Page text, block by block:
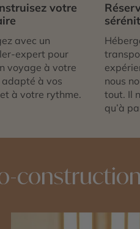
votre
avec un
expert pour
voyage à votre
à vos
à votre rythme.
nous
tout. Il
qu’à
construction